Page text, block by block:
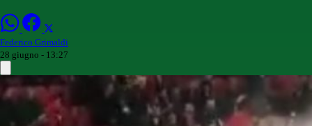
Federico Grimaldi
28 giugno - 13:27